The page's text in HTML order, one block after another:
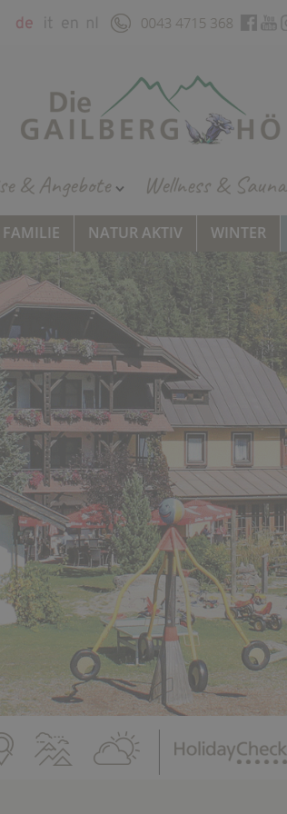
& Angebote Wellness & Sauna
FAMILIE NATUR AKTIV WINTER